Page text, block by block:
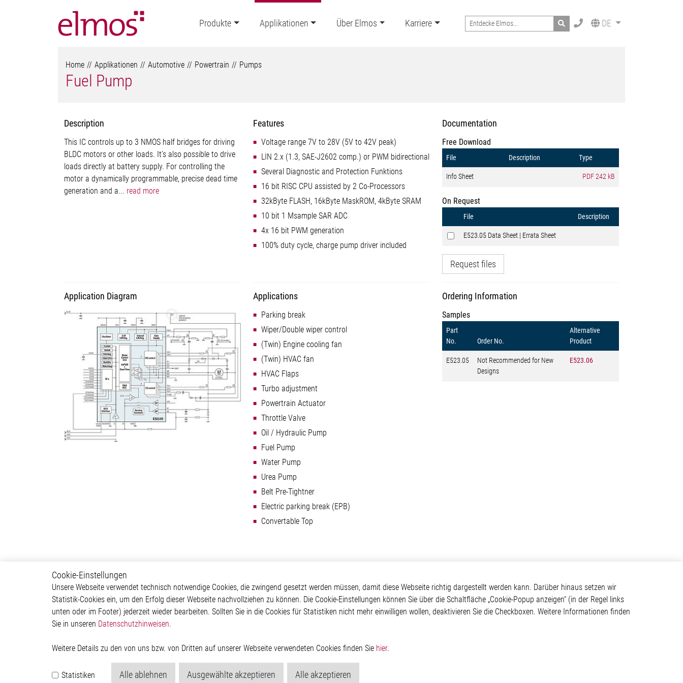
Produkte Applikationen Über Elmos Karriere Search DE
Home Applikationen Automotive Powertrain Pumps
Fuel Pump
Description
This IC controls up to 3 NMOS half bridges for driving
BLDC motors or other loads. It’s also possible to drive
loads directly at battery supply. For controlling the
motor a dynamically programmable, precise dead time
generation and a... read more
Features
Voltage range 7V to 28V (5V to 42V peak)
LIN 2.x (1.3, SAE-J2602 comp.) or PWM bidirectional
Several Diagnostic and Protection Funktions
16 bit RISC CPU assisted by 2 Co-Processors
32kByte FLASH, 16kByte MaskROM, 4kByte SRAM
10 bit 1 Msample SAR ADC
4x 16 bit PWM generation
100% duty cycle, charge pump driver included
Documentation
Free Download
File Description Type
Info Sheet PDF242 kB
On Request
File Description
E523.05 Data Sheet | Errata Sheet
Request files
Application Diagram Applications
Parking break
Wiper/Double wiper control
(Twin) Engine cooling fan
(Twin) HVAC fan
HVAC Flaps
Turbo adjustment
Powertrain Actuator
Throttle Valve
Oil / Hydraulic Pump
Fuel Pump
Water Pump
Urea Pump
Belt Pre-Tightner
Electric parking break (EPB)
Convertable Top
Ordering Information
Samples
Part
No.
Order No.
Alternative
Product
E523.05
Not Recommended for New
Designs
E523.06
Powertrain
Powertrain Control Systems
Power Converter
Actuator
Valves
Relay Driver
Automotive
ADAS & Safety
Body & Convenience
Powertrain
Über Elmos
Unternehmen
Investor
Weitere Links
Glossar
Kontakt
Kontakt
Elmos Semiconductor SE
Werkstättenstraße 18
Cookie-Einstellungen
Unsere Webseite verwendet technisch notwendige Cookies, die zwingend gesetzt werden müssen, damit diese Webseite richtig dargestellt werden kann. Darüber hinaus setzen wir
Statistik-Cookies ein, um den Erfolg dieser Webseite nachvollziehen zu können. Die Cookie-Einstellungen können Sie über die Schaltfläche „Cookie-Popup anzeigen“ (in der Regel links
unten oder im Footer) jederzeit wieder bearbeiten. Sollten Sie in die Cookies für Statistiken nicht mehr einwilligen wollen, deaktivieren Sie die Checkboxen. Weitere Informationen finden
Sie in unseren Datenschutzhinweisen.
Weitere Details zu den von uns bzw. von Dritten auf unserer Webseite verwendeten Cookies finden Sie hier.
Statistiken Alle ablehnen Ausgewählte akzeptieren Alle akzeptieren